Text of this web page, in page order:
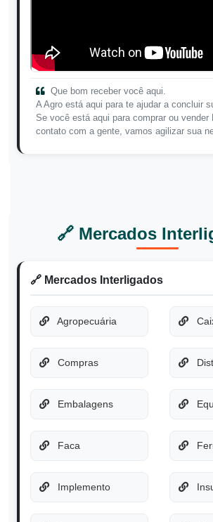
Que bom receber você aqui.
A Agro está aqui para te ajudar a concluir
Se você está aqui para comprar ou vender
contato com a gente, vamos agilizar sua
🔗 Mercados
🔗 Mercados Interligados
Agropecuária
Compras
Embalagens
Faca
Implemento